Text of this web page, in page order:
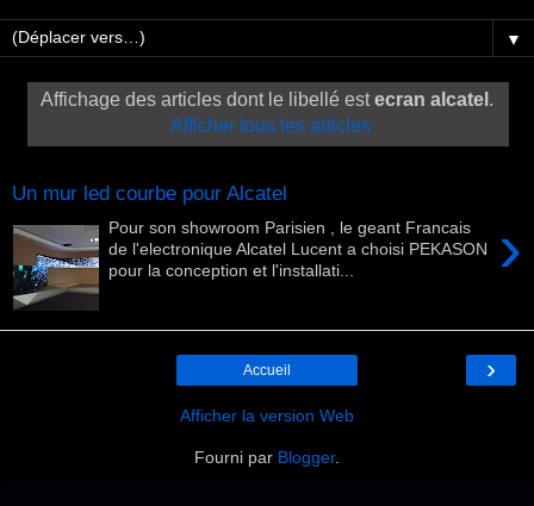
▼
Affichage des articles dont le libellé estecran alcatel .
Afficher tous les articles
Un mur led courbe pour Alcatel
›
Pour son showroom Parisien , le geant Francais
de l'electronique Alcatel Lucent a choisi PEKASON
pour la conception et l'installati...
›
Accueil
Afficher la version Web
Fourni par Blogger.